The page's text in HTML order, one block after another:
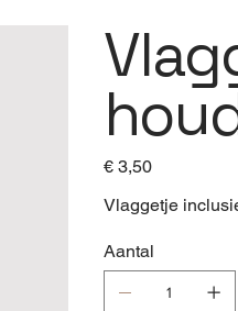
Prijs
€ 3,50
Vlaggetje
Aantal